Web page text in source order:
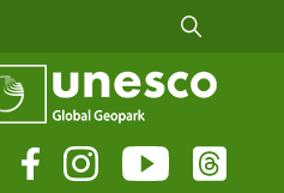
Cerca fra i